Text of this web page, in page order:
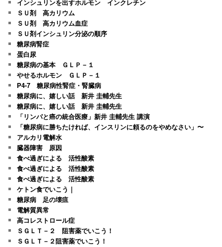
インシュリンを出すホルモン インクレチン
ＳＵ剤 高カリウム
ＳＵ剤 高カリウム血症
ＳＵ剤インシュリン分泌の順序
糖尿病腎症
蛋白尿
糖尿病の基本 ＧＬＰ－１
やせるホルモン ＧＬＰ－１
P4-7 糖尿病性腎症・腎臓病
糖尿病に、嬉しい話 新井 圭輔先生
糖尿病に、嬉しい話 新井 圭輔先生
「リンパと癌の統合医療」新井 圭輔先生 講演
「糖尿病に勝ちたければ、インスリンに頼るのをやめなさい」〜
アルカリ電解水
臓器障害 原因
食べ過ぎによる 活性酸素
食べ過ぎによる 活性酸素
食べ過ぎによる 活性酸素
ケトン食でいこう｜
糖尿病 足の壊疽
電解質異常
高コレストロール症
ＳＧＬＴ－２ 阻害薬でいこう！
ＳＧＬＴ－２阻害薬でいこう！